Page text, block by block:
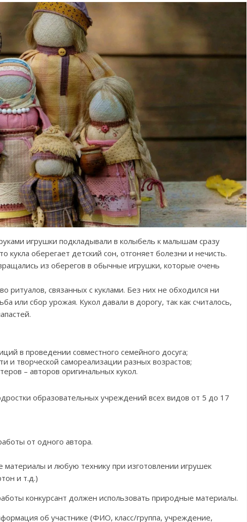
игрушки подкладывали в колыбель к малышам сразу
кукла оберегает детский сон, отгоняет болезни и нечисть.
из оберегов в обычные игрушки, которые очень
ритуалов, связанных с куклами. Без них не обходился ни
или сбор урожая. Кукол давали в дорогу, так как считалось,
в проведении совместного семейного досуга;
и творческой самореализации разных возрастов;
– авторов оригинальных кукол.
образовательных учреждений всех видов от 5 до 17
от одного автора.
материалы и любую технику при изготовлении игрушек
и т.д.)
конкурсант должен использовать природные материалы.
об участнике (ФИО, класс/группа, учреждение,